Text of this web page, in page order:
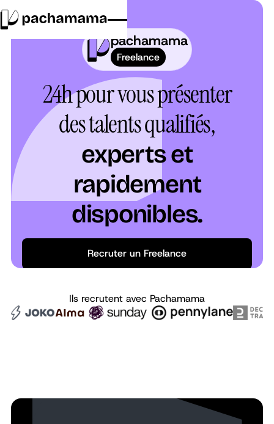
pachamama
Freelance
24h pour vous présenter
des talents qualifiés,
experts et
rapidement
disponibles.
Recruter un Freelance
DavidMorel
Freelance
Partner
Ils recrutent avec Pachamama